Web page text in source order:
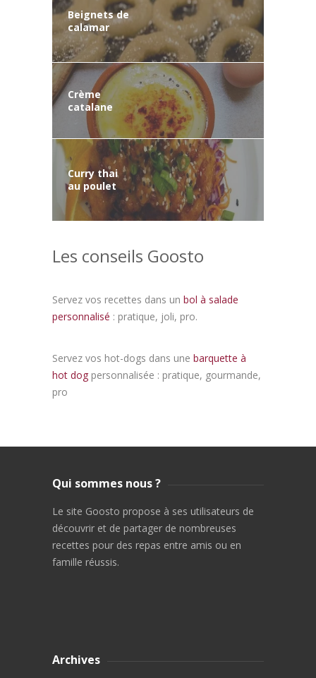
Beignets de
calamar
Crème
catalane
Curry thai
au poulet
Les conseils Goosto
Servez vos recettes dans un bol à salade
personnalisé : pratique, joli, pro.
Servez vos hot-dogs dans une barquette à
hot dog personnalisée : pratique, gourmande,
pro
Qui sommes nous ?
Le site Goosto propose à ses utilisateurs de
découvrir et de partager de nombreuses
recettes pour des repas entre amis ou en
famille réussis.
Archives